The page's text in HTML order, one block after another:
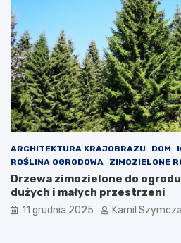
z
i
e
ć
?
ARCHITEKTURA KRAJOBRAZU DOM
ROŚLINA OGRODOWA
ZIMOZIELONE
Drzewa zimozielone do
dużych i małych przestrzeni
11 grudnia 2025 Kamil